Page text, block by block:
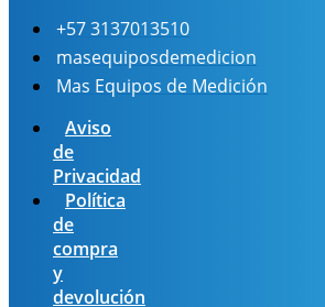
+57 3137013510
masequiposdemedicion
Mas Equipos de Medición
Aviso
de
Privacidad
Política
de
compra
y
devolución